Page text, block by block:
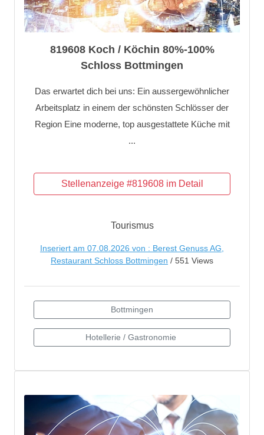
819608 Koch / Köchin 80%-100%
Schloss Bottmingen
Das erwartet dich bei uns: Ein aussergewöhnlicher
Arbeitsplatz in einem der schönsten Schlösser der
Region Eine moderne, top ausgestattete Küche mit
...
Tourismus
Inseriert am 07.08.2026 von : Berest Genuss AG,
Restaurant Schloss Bottmingen / 551 Views